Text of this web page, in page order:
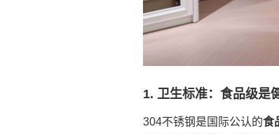
1. 卫生标准：食品级是
304不锈钢是国际公认的食